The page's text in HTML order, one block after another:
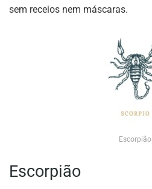
sem receios nem máscaras.
Escorpião
Escorpião